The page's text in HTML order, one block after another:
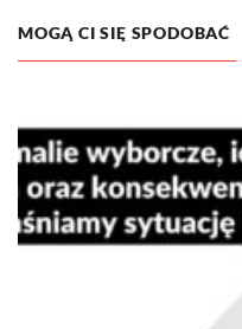
MOGĄ CI SIĘ SPODOBAĆ